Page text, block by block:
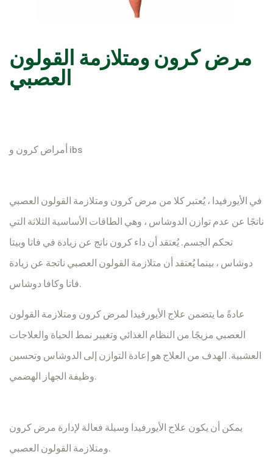
مرض كرون ومتلازمة القولون
العصبي
أمراض كرون و ibs
في الأيورفيدا ، يُعتبر كلا من مرض كرون ومتلازمة القولون العصبي
ناتجًا عن عدم توازن الدوشاس ، وهي الطاقات الأساسية الثلاثة التي
تحكم الجسم. يُعتقد أن داء كرون ناتج عن زيادة في فاتا وبيتا
دوشاس ، بينما يُعتقد أن متلازمة القولون العصبي ناتجة عن زيادة
فاتا وكافا دوشاس.
عادةً ما يتضمن علاج الأيورفيدا لمرض كرون ومتلازمة القولون
العصبي مزيجًا من النظام الغذائي وتغيير نمط الحياة والعلاجات
العشبية. الهدف من العلاج هو إعادة التوازن إلى الدوشاس وتحسين
وظيفة الجهاز الهضمي.
يمكن أن يكون علاج الأيورفيدا وسيلة فعالة لإدارة مرض كرون
ومتلازمة القولون العصبي.